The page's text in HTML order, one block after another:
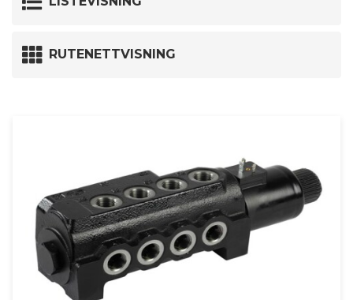
RUTENETTVISNING